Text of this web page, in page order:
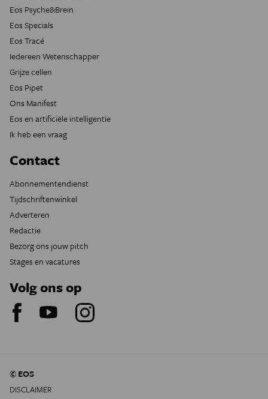
Eos Psyche&Brein
Eos Specials
Eos Tracé
Iedereen Wetenschapper
Grijze cellen
Eos Pipet
Ons Manifest
Eos en artificiële intelligentie
Ik heb een vraag
Contact
Abonnementendienst
Tijdschriftenwinkel
Adverteren
Redactie
Bezorg ons jouw pitch
Stages en vacatures
Volg ons op
© EOS
DISCLAIMER